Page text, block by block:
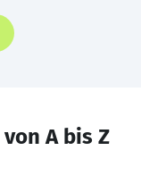
A bis Z